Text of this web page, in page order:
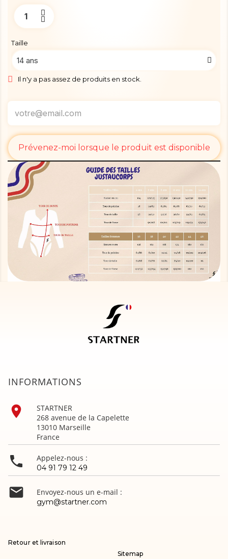
Taille
Il n'y a pas assez de produits en stock.
Prévenez-moi lorsque le produit est disponible
INFORMATIONS

STARTNER
268 avenue de la Capelette
13010 Marseille
France
 Appelez-nous :
04 91 79 12 49
 Envoyez-nous un e-mail :
gym@startner.com
Retour et livraison
Sitemap